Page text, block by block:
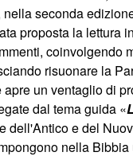
seconda
proposta la lettura
coinvolgendo
risuonare la
un ventaglio di
dal tema guida «
dell'Antico e del
nella Bibbia